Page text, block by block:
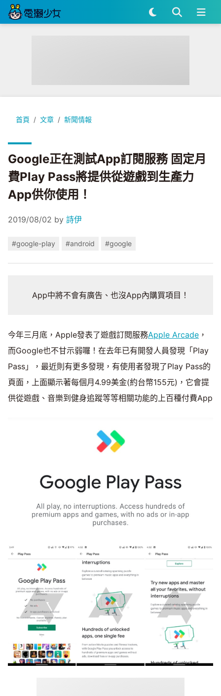
首頁 文章 新聞情報
Google正在測試App訂閱服務 固定月費Play Pass將提供從遊
Google正在測試App訂閱服務 固定月
費Play Pass將提供從遊戲到生產力
App供你使用！
2019/08/02 by 詩伊
#google-play #android #google
App中將不會有廣告、也沒App內購買項目！
今年三月底，Apple發表了遊戲訂閱服務Apple Arcade ，
而Google也不甘示弱囉！在去年已有開發人員發現「Play
Pass」，最近則有更多發現，有使用者發現了Play Pass的
頁面，上面顯示著每個月4.99美金(約台幣155元)，它會提
供從遊戲、音樂到健身追蹤等等相關功能的上百種付費App